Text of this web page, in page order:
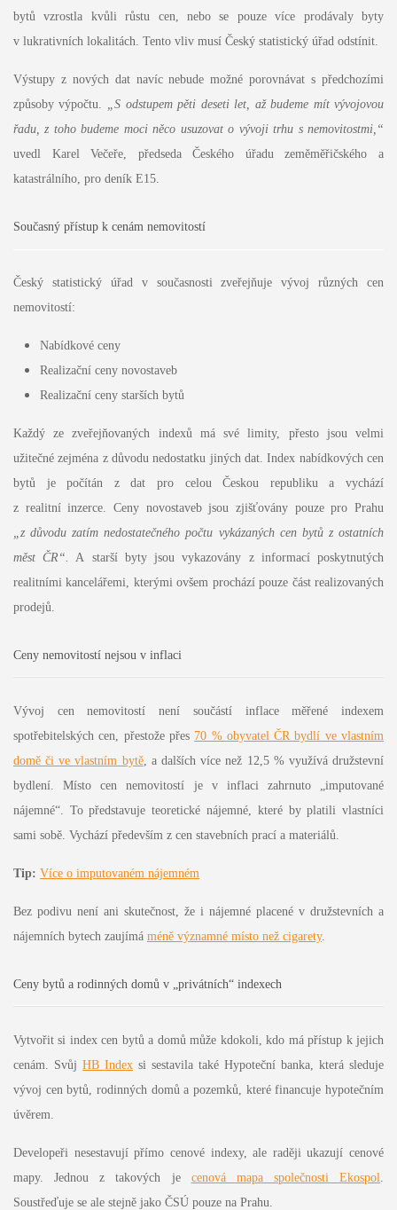
bytů vzrostla kvůli růstu cen, nebo se pouze více prodávaly byty
v lukrativních lokalitách. Tento vliv musí Český statistický úřad odstínit.
Výstupy z nových dat navíc nebude možné porovnávat s předchozími
způsoby výpočtu. „S odstupem pěti deseti let, až budeme mít vývojovou
řadu, z toho budeme moci něco usuzovat o vývoji trhu s nemovitostmi,“
uvedl Karel Večeře, předseda Českého úřadu zeměměřičského a
katastrálního, pro deník E15.
Současný přístup k cenám nemovitostí
Český statistický úřad v současnosti zveřejňuje vývoj různých cen
nemovitostí:
Nabídkové ceny
Realizační ceny novostaveb
Realizační ceny starších bytů
Každý ze zveřejňovaných indexů má své limity, přesto jsou velmi
užitečné zejména z důvodu nedostatku jiných dat. Index nabídkových cen
bytů je počítán z dat pro celou Českou republiku a vychází
z realitní inzerce. Ceny novostaveb jsou zjišťovány pouze pro Prahu
„z důvodu zatím nedostatečného počtu vykázaných cen bytů z ostatních
měst ČR“. A starší byty jsou vykazovány z informací poskytnutých
realitními kancelářemi, kterými ovšem prochází pouze část realizovaných
prodejů.
Ceny nemovitostí nejsou v inflaci
Vývoj cen nemovitostí není součástí inflace měřené indexem
spotřebitelských cen, přestože přes 70 % obyvatel ČR bydlí ve vlastním
domě či ve vlastním bytě, a dalších více než 12,5 % využívá družstevní
bydlení. Místo cen nemovitostí je v inflaci zahrnuto „imputované
nájemné“. To představuje teoretické nájemné, které by platili vlastníci
sami sobě. Vychází především z cen stavebních prací a materiálů.
Tip: Více o imputovaném nájemném
Bez podivu není ani skutečnost, že i nájemné placené v družstevních a
nájemních bytech zaujímá méně významné místo než cigarety.
Ceny bytů a rodinných domů v „privátních“ indexech
Vytvořit si index cen bytů a domů může kdokoli, kdo má přístup k jejich
cenám. Svůj HB Index si sestavila také Hypoteční banka, která sleduje
vývoj cen bytů, rodinných domů a pozemků, které financuje hypotečním
úvěrem.
Developeři nesestavují přímo cenové indexy, ale raději ukazují cenové
mapy. Jednou z takových je cenová mapa společnosti Ekospol
Soustřeďuje se ale stejně jako ČSÚ pouze na Prahu.